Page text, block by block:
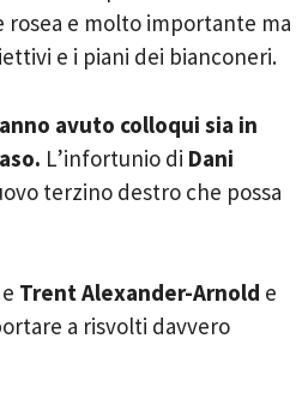
rosea e molto importante ma
e i piani dei bianconeri.
avuto colloqui sia in
L’infortunio di Dani
terzino destro che possa
e Trent Alexander-Arnold e
a risvolti davvero